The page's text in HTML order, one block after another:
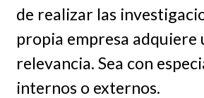
de realizar las
propia empresa adquiere
relevancia. Sea con
internos o externos.